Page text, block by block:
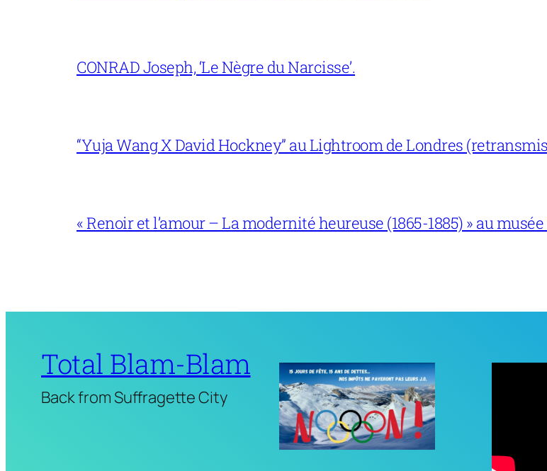
CONRAD Joseph, ‘Le Nègre du Narcisse’.
“Yuja Wang X David Hockney” au Lightroom de Londres
« Renoir et l’amour – La modernité heureuse (1865-1885) » au musée
Total Blam-Blam
Back from Suffragette City